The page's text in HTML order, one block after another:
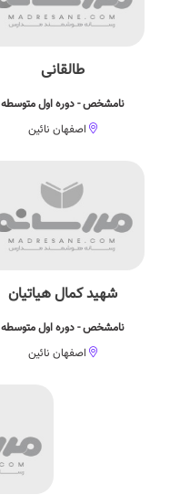
طالقانی
نامشخص - دوره اول متوسطه
اصفهان نائین
شهید کمال هیاتیان
نامشخص - دوره اول متوسطه
اصفهان نائین